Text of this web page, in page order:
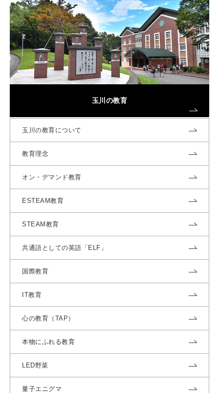
玉川の教育
玉川の教育について
教育理念
オン・デマンド教育
ESTEAM教育
STEAM教育
共通語としての英語「ELF」
国際教育
IT教育
心の教育（TAP）
本物にふれる教育
LED野菜
量子エニグマ